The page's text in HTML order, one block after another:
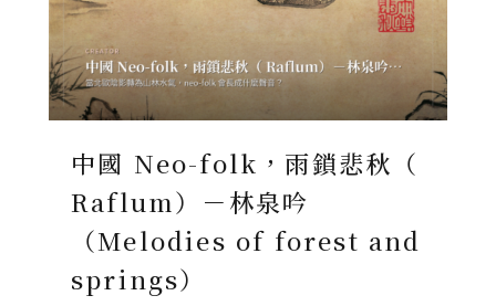
中國 Neo-folk，雨鎖悲秋（
Raflum）－林泉吟
（Melodies of forest and
springs）